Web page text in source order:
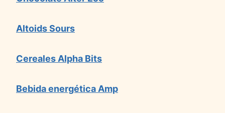
Altoids Sours
Cereales Alpha Bits
Bebida energética Amp